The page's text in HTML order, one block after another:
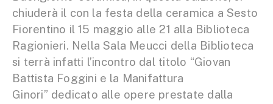
chiuderà il con la festa della ceramica a Sesto
Fiorentino il 15 maggio alle 21 alla Biblioteca
Ragionieri. Nella Sala Meucci della Biblioteca
si terrà infatti l’incontro dal titolo “Giovan
Battista Foggini e la Manifattura
Ginori” dedicato alle opere prestate dalla